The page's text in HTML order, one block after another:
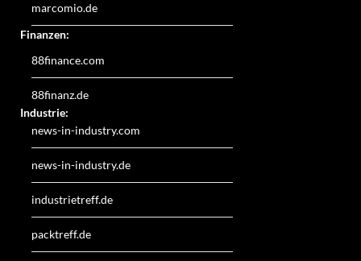
marcomio.de
Finanzen:
88finance.com
88finanz.de
Industrie:
news-in-industry.com
news-in-industry.de
industrietreff.de
packtreff.de